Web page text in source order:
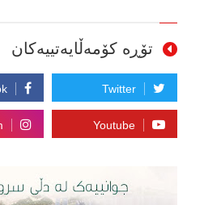
تۆڕە کۆمەڵایەتییەکان